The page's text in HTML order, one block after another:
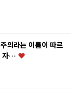
의라는 이름이 따르
자…